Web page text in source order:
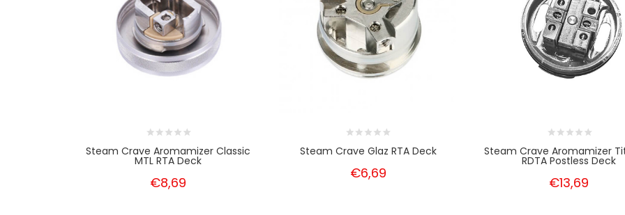
Steam Crave Aromamizer Classic
MTL RTA Deck
€8,69
Steam Crave Glaz RTA Deck
€6,69
Steam Crave Aromamizer
RDTA Postless Deck
€13,69